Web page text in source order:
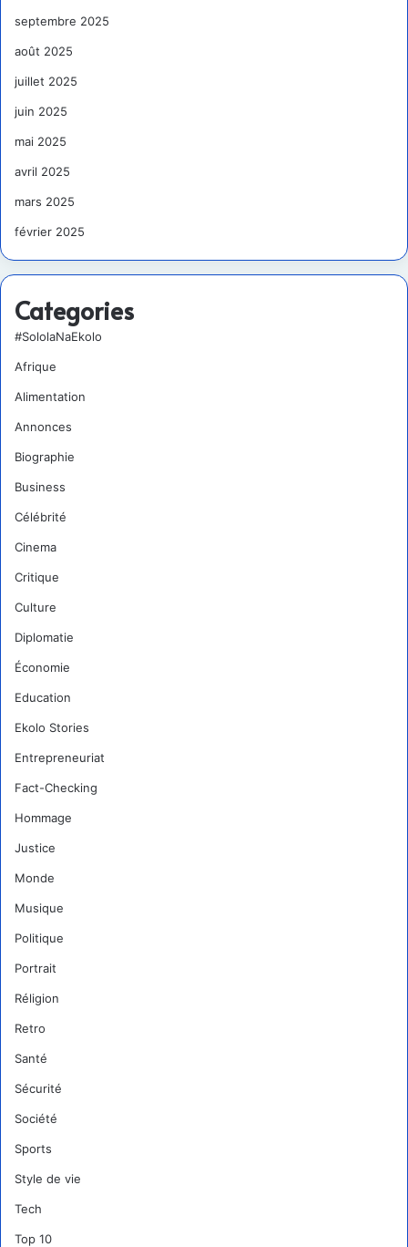
septembre 2025
août 2025
juillet 2025
juin 2025
mai 2025
avril 2025
mars 2025
février 2025
Categories
#SololaNaEkolo
Afrique
Alimentation
Annonces
Biographie
Business
Célébrité
Cinema
Critique
Culture
Diplomatie
Économie
Education
Ekolo Stories
Entrepreneuriat
Fact-Checking
Hommage
Justice
Monde
Musique
Politique
Portrait
Réligion
Retro
Santé
Sécurité
Société
Sports
Style de vie
Tech
Top 10